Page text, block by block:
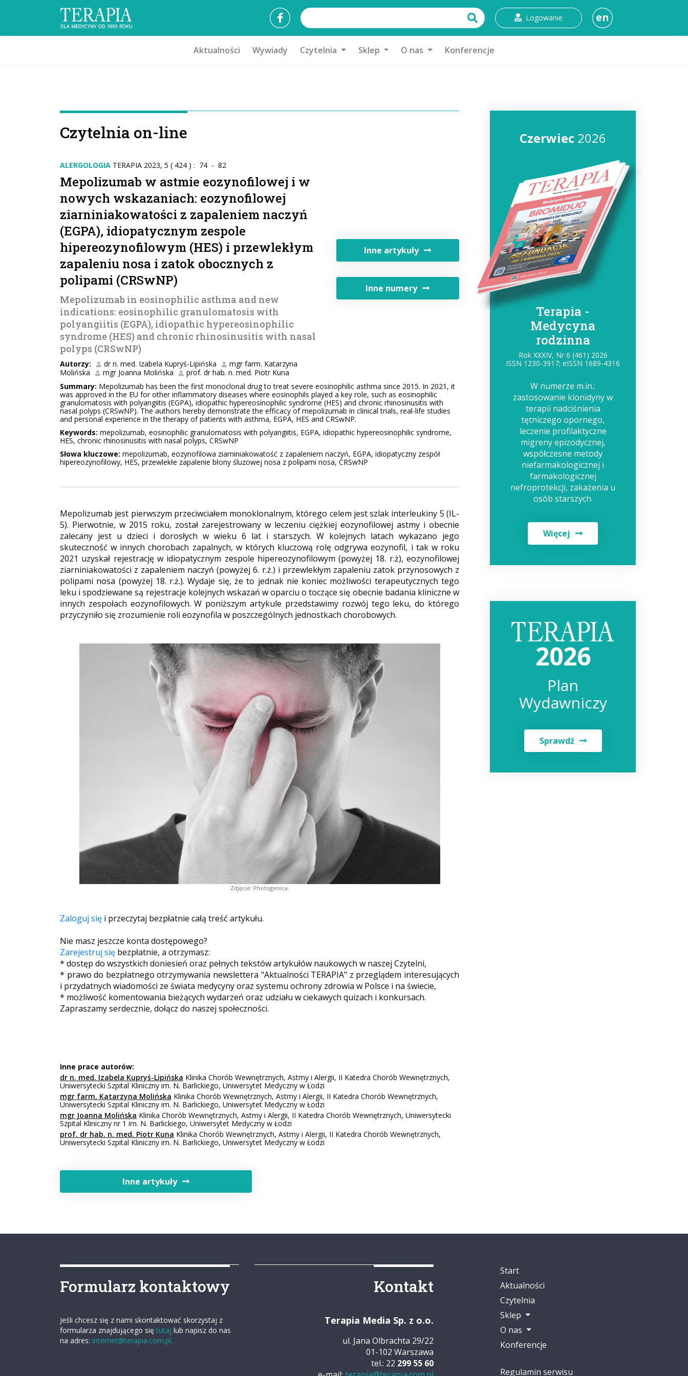
Logowanie en
Aktualności Wywiady Czytelnia Sklep O nas Konferencje
Czytelnia on-line
ALERGOLOGIA TERAPIA 2023, 5 ( 424 ) : 74 - 82
Mepolizumab w astmie eozynofilowej i w
nowych wskazaniach: eozynofilowej
ziarniniakowatości z zapaleniem naczyń
(EGPA), idiopatycznym zespole
hipereozynofilowym (HES) i przewlekłym
zapaleniu nosa i zatok obocznych z
polipami (CRSwNP)
Mepolizumab in eosinophilic asthma and new
indications: eosinophilic granulomatosis with
polyangiitis (EGPA), idiopathic hypereosinophilic
syndrome (HES) and chronic rhinosinusitis with nasal
polyps (CRSwNP)
Autorzy: dr n. med. Izabela Kupryś-Lipińska
mgr farm. Katarzyna
Molińska
mgr Joanna Molińska prof. dr hab. n. med. Piotr Kuna
Inne artykuły
Inne numery
Summary: Mepolizumab has been the first monoclonal drug to treat severe eosinophilic asthma since 2015. In 2021, it
was approved in the EU for other inflammatory diseases where eosinophils played a key role, such as eosinophilic
granulomatosis with polyangiitis (EGPA), idiopathic hypereosinophilic syndrome (HES) and chronic rhinosinusitis with
nasal polyps (CRSwNP). The authors hereby demonstrate the efficacy of mepolizumab in clinical trials, real-life studies
and personal experience in the therapy of patients with asthma, EGPA, HES and CRSwNP.
Keywords: mepolizumab, eosinophilic granulomatosis with polyangiitis, EGPA, idiopathic hypereosinophilic syndrome,
HES, chronic rhinosinusitis with nasal polyps, CRSwNP
Słowa kluczowe: mepolizumab, eozynofilowa ziarniniakowatość z zapaleniem naczyń, EGPA, idiopatyczny zespół
hipereozynofilowy, HES, przewlekłe zapalenie błony śluzowej nosa z polipami nosa, CRSwNP
Mepolizumab jest pierwszym przeciwciałem monoklonalnym, którego celem jest szlak interleukiny 5 (IL-
5). Pierwotnie, w 2015 roku, został zarejestrowany w leczeniu ciężkiej eozynofilowej astmy i obecnie
zalecany jest u dzieci i dorosłych w wieku 6 lat i starszych. W kolejnych latach wykazano jego
skuteczność w innych chorobach zapalnych, w których kluczową rolę odgrywa eozynofil, i tak w roku
2021 uzyskał rejestrację w idiopatycznym zespole hipereozynofilowym (powyżej 18. r.ż), eozynofilowej
ziarniniakowatości z zapaleniem naczyń (powyżej 6. r.ż.) i przewlekłym zapaleniu zatok przynosowych z
polipami nosa (powyżej 18. r.ż.). Wydaje się, że to jednak nie koniec możliwości terapeutycznych tego
leku i spodziewane są rejestracje kolejnych wskazań w oparciu o toczące się obecnie badania kliniczne w
innych zespołach eozynofilowych. W poniższym artykule przedstawimy rozwój tego leku, do którego
przyczyniło się zrozumienie roli eozynofila w poszczególnych jednostkach chorobowych.
Zdjęcie: Photogenica.
Zaloguj się i przeczytaj bezpłatnie całą treść artykułu.
Nie masz jeszcze konta dostępowego?
Zarejestruj się bezpłatnie, a otrzymasz:
* dostęp do wszystkich doniesień oraz pełnych tekstów artykułów naukowych w naszej Czytelni,
* prawo do bezpłatnego otrzymywania newslettera "Aktualności TERAPIA" z przeglądem interesujących
i przydatnych wiadomości ze świata medycyny oraz systemu ochrony zdrowia w Polsce i na świecie,
* możliwość komentowania bieżących wydarzeń oraz udziału w ciekawych quizach i konkursach.
Zapraszamy serdecznie, dołącz do naszej społeczności.
Inne prace autorów:
dr n. med. Izabela Kupryś-Lipińska Klinika Chorób Wewnętrznych, Astmy i Alergii, II Katedra Chorób Wewnętrznych,
Uniwersytecki Szpital Kliniczny im. N. Barlickiego, Uniwersytet Medyczny w Łodzi
mgr farm. Katarzyna Molińska Klinika Chorób Wewnętrznych, Astmy i Alergii, II Katedra Chorób Wewnętrznych,
Uniwersytecki Szpital Kliniczny im. N. Barlickiego, Uniwersytet Medyczny w Łodzi
mgr Joanna Molińska Klinika Chorób Wewnętrznych, Astmy i Alergii, II Katedra Chorób Wewnętrznych, Uniwersytecki
Szpital Kliniczny nr 1 im. N. Barlickiego, Uniwersytet Medyczny w Łodzi
prof. dr hab. n. med. Piotr Kuna Klinika Chorób Wewnętrznych, Astmy i Alergii, II Katedra Chorób Wewnętrznych,
Uniwersytecki Szpital Kliniczny im. N. Barlickiego, Uniwersytet Medyczny w Łodzi
Inne artykuły
Czerwiec 2026
Terapia -
Medycyna
rodzinna
Rok XXXIV, Nr 6 (461) 2026
ISSN 1230-3917; eISSN 1689-4316
W numerze m.in.:
zastosowanie klonidyny w
terapii nadciśnienia
tętniczego opornego,
leczenie profilaktyczne
migreny epizodycznej,
współczesne metody
niefarmakologicznej i
farmakologicznej
nefroprotekcji, zakażenia u
osób starszych.
Więcej
2026
Plan
Wydawniczy
Sprawdź
Formularz kontaktowy
Jeśli chcesz się z nami skontaktować skorzystaj z
formularza znajdującego się tutaj lub napisz do nas
na adres: internet@terapia.com.pl.
Kontakt
Terapia Media Sp. z o.o.
ul. Jana Olbrachta 29/22
01-102 Warszawa
tel.: 22 299 55 60
Start
Aktualności
Czytelnia
Sklep
O nas
Konferencje
Regulamin serwisu